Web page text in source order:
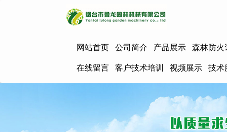
网站首页 公司简介 产品展示 森林防火
在线留言 客户技术培训 视频展示 技术